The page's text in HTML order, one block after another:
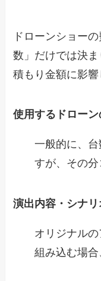
ドローンショー
数」だけでは決
積もり金額に影響
使用するドロー
一般的に、
すが、その分
演出内容・シナリ
オリジナル
組み込む場合